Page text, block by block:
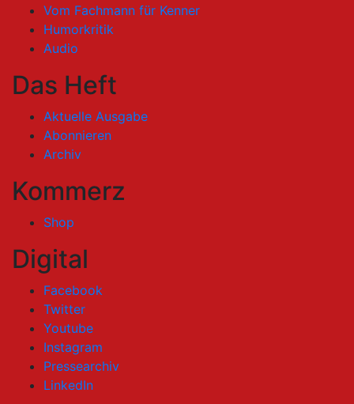
Vom Fachmann für Kenner
Humorkritik
Audio
Das Heft
Aktuelle Ausgabe
Abonnieren
Archiv
Kommerz
Shop
Digital
Facebook
Twitter
Youtube
Instagram
Pressearchiv
LinkedIn